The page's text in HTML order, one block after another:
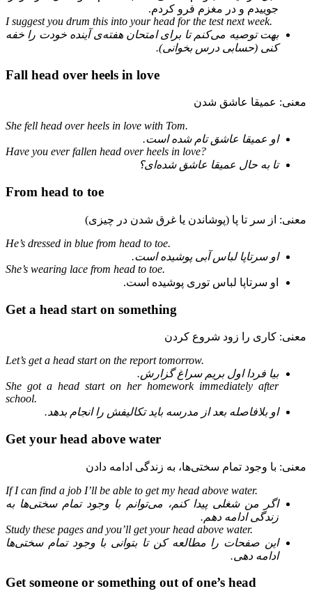
جوییدم و در مغزم فرو کردم.
I suggest you drum this into your head for the test next week.
بهت توصیه می‌کنم تا برای امتحان هفته‌ی آینده خودت را خفه
کنی (حسابی درس بخوانی).
Fall head over heels in love
معنی: عمیقا عاشق شدن
She fell head over heels in love with Tom.
او عمیقا عاشق تام شده است.
Have you ever fallen head over heels in love?
تا به حال عمیقا عاشق شده‌ای؟
From head to toe
معنی: از سر تا پا (پوشاندن یا غرق شدن در چیزی)
He’s dressed in blue from head to toe.
او سرتاپا لباس آبی پوشیده است.
She’s wearing lace from head to toe.
او سرتاپا لباس توری پوشیده است.
Get a head start on something
معنی: کاری را زود شروع کردن
Let’s get a head start on the report tomorrow.
بیا فردا اول بریم سراغ گزارش.
She got a head start on her homework immediately after
school.
او بلافاصله بعد از مدرسه باید تکالیفش را انجام بدهد.
Get your head above water
معنی: با وجود تمام سختی‌ها، به زندگی ادامه دادن
If I can find a job I’ll be able to get my head above water.
اگر من شغلی پیدا کنم، می‌توانم با وجود تمام سختی‌ها به
زندگی ادامه دهم.
Study these pages and you’ll get your head above water.
این صفحات را مطالعه کن تا بتوانی با وجود تمام سختی‌ها
ادامه دهی.
Get someone or something out of one’s head